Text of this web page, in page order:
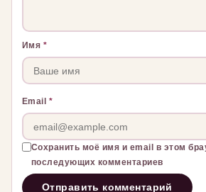
Имя *
Email *
Сохранить моё имя и email в этом
последующих комментариев